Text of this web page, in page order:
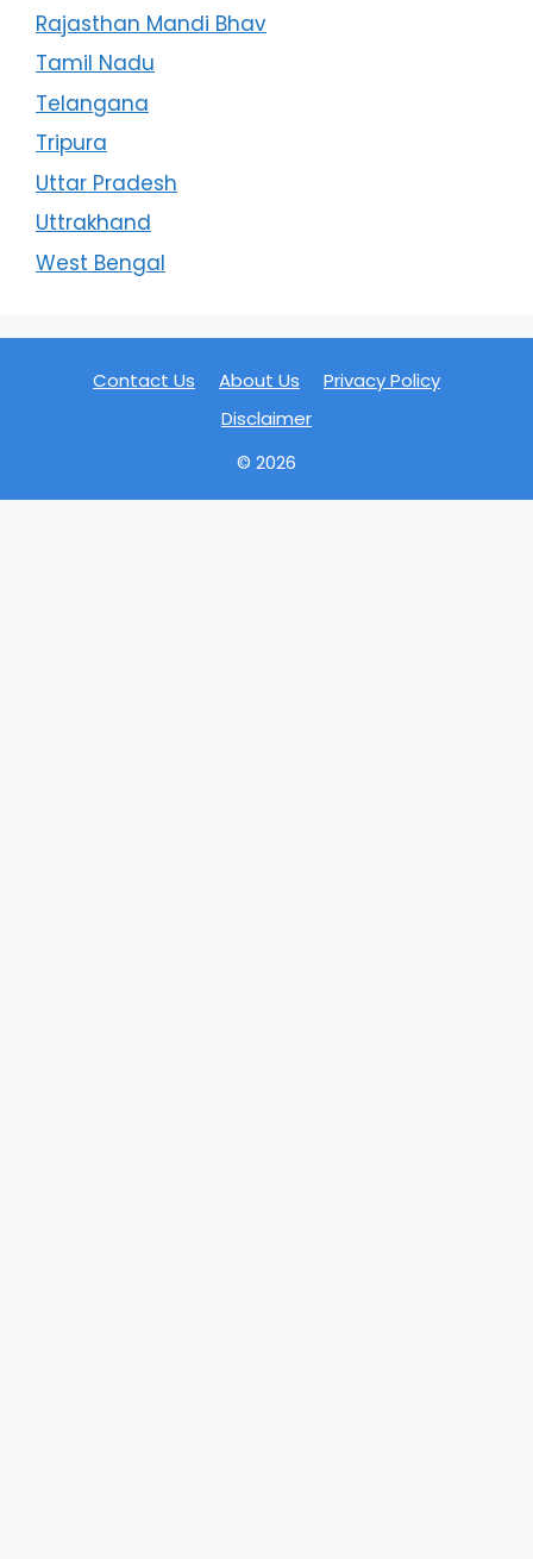
Rajasthan Mandi Bhav
Tamil Nadu
Telangana
Tripura
Uttar Pradesh
Uttrakhand
West Bengal
Contact Us About Us
Privacy Policy
Disclaimer
© 2026